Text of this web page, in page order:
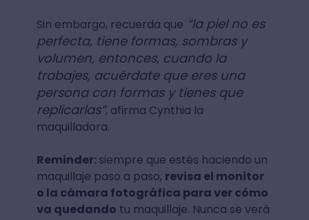
Sin embargo, recuerda que “la piel no es
perfecta, tiene formas, sombras y
volumen, entonces, cuando la
trabajes, acuérdate que eres una
persona con formas y tienes que
replicarlas”, afirma Cynthia la
maquilladora.
Reminder:siempre que estés haciendo un
maquillaje paso a paso, revisa el monitor
o la cámara fotográfica para ver cómo
va quedando tu maquillaje. Nunca se verá